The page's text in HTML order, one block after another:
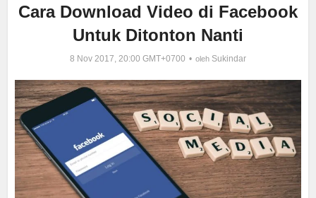
Cara Download Video di Facebook
Untuk Ditonton Nanti
8 Nov 2017, 20:00 GMT+0700 oleh Sukindar